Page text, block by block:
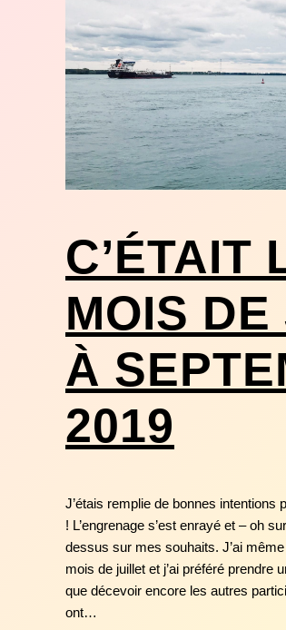
C’ÉTAIT
MOIS DE
À
2019
J’étais remplie de bonnes intentions
! L’engrenage s’est enrayé et – oh
dessus sur mes souhaits. J’ai
mois de juillet et j’ai préféré prendre
que décevoir encore les autres
ont…